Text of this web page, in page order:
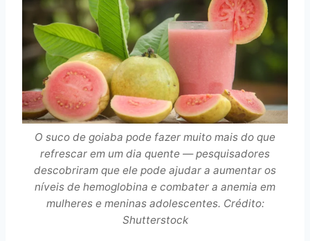
O suco de goiaba pode fazer muito mais do que
refrescar em um dia quente — pesquisadores
descobriram que ele pode ajudar a aumentar os
níveis de hemoglobina e combater a anemia em
mulheres e meninas adolescentes. Crédito:
Shutterstock